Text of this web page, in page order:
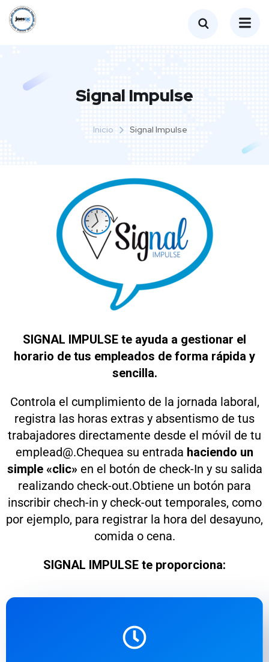
Signal Impulse
Inicio Signal Impulse
SIGNAL IMPULSE te ayuda a gestionar el
horario de tus empleados de forma rápida y
sencilla.
Controla el cumplimiento de la jornada laboral,
registra las horas extras y absentismo de tus
trabajadores directamente desde el móvil de tu
emplead@.Chequea su entrada haciendo un
simple «clic»en el botón de check-In y su salida
realizando check-out.Obtiene un botón para
inscribir chech-in y check-out temporales, como
por ejemplo, para registrar la hora del desayuno,
comida o cena.
SIGNAL IMPULSE te proporciona: